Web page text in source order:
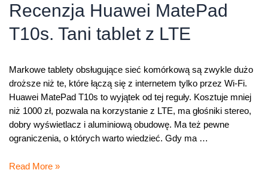
Recenzja Huawei MatePad
T10s. Tani tablet z LTE
Markowe tablety obsługujące sieć komórkową są zwykle dużo
droższe niż te, które łączą się z internetem tylko przez Wi-Fi.
Huawei MatePad T10s to wyjątek od tej reguły. Kosztuje mniej
niż 1000 zł, pozwala na korzystanie z LTE, ma głośniki stereo,
dobry wyświetlacz i aluminiową obudowę. Ma też pewne
ograniczenia, o których warto wiedzieć. Gdy ma …
Recenzja
Read More »